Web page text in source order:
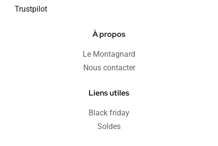
Trustpilot
À propos
Le Montagnard
Nous contacter
Liens utiles
Black friday
Soldes